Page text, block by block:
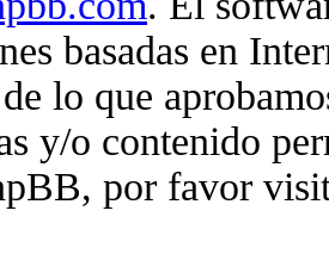
basadas en
lo que
y/o contenido
por favor